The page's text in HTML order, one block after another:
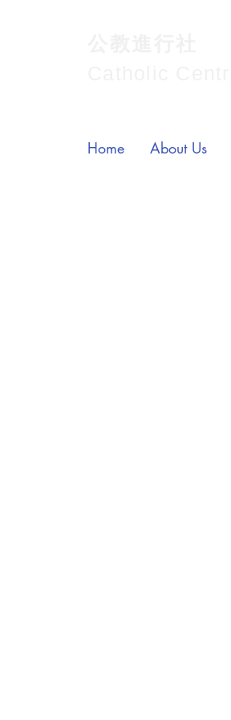
Home About Us